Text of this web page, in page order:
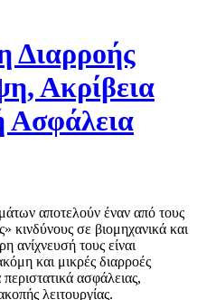
Διαρροής
Ακρίβεια
Ασφάλεια
αποτελούν έναν από τους
κινδύνους σε βιομηχανικά και
ανίχνευσή τους είναι
και μικρές διαρροές
ασφάλειας,
λειτουργίας.